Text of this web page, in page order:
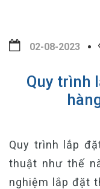
02-08-2023
Quy trình
Quy trình lắp
thuật như thế
nghiệm lắp đặt